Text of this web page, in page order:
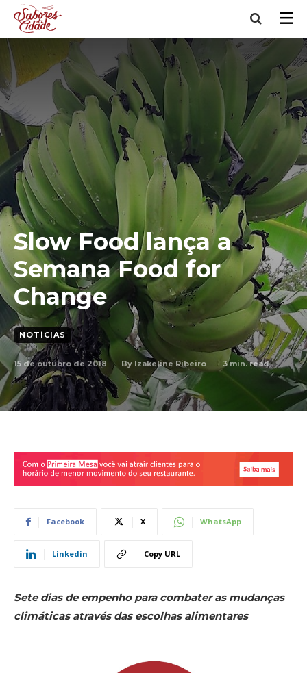
Slow Food lança a
Semana Food for
Change
NOTÍCIAS
15 de outubro de 2018 By Izakeline Ribeiro 3min. read
Facebook X WhatsApp
Linkedin Copy URL
Sete dias de empenho para combater as mudanças
climáticas através das escolhas alimentares